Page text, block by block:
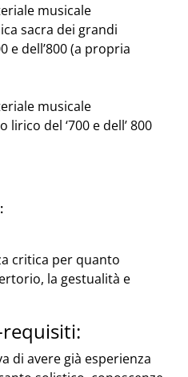
musicale
sacra dei grandi
e dell’800 (a propria
musicale
del ‘700 e dell’ 800
critica per quanto
la gestualità e
di avere già esperienza